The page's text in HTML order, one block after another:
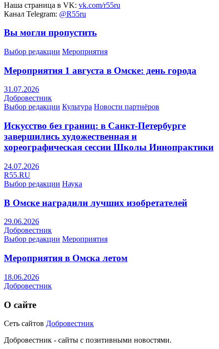
Наша страница в VK: vk.com/r55ru
Канал Telegram: @R55ru
Вы могли пропустить
Выбор редакции Мероприятия
Мероприятия 1 августа в Омске: день города
31.07.2026
Добровестник
Выбор редакции Культура Новости партнёров
Искусство без границ: в Санкт-Петербурге
завершились художественная и
хореографическая сессии Школы Иннопрактики
24.07.2026
R55.RU
Выбор редакции Наука
В Омске наградили лучших изобретателей
29.06.2026
Добровестник
Выбор редакции Мероприятия
Мероприятия в Омска летом
18.06.2026
Добровестник
О сайте
Сеть сайтов Добровестник
Добровестник - сайты с позитивными новостями.